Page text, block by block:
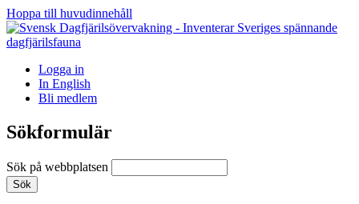
Hoppa till huvudinnehåll
Logga in
In English
Bli medlem
Sökformulär
Sök på webbplatsen